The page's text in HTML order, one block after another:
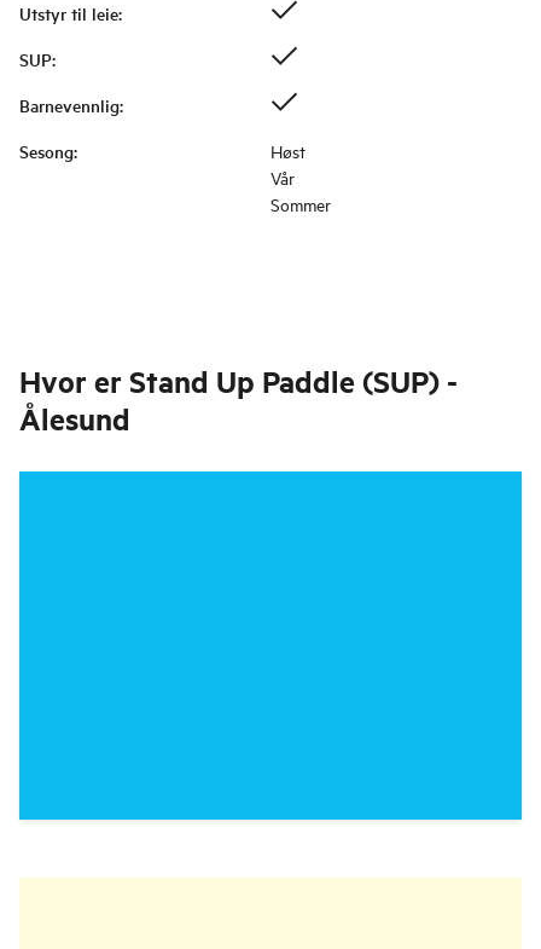
Utstyr til leie:
SUP:
Barnevennlig:
Sesong:
Høst
Vår
Sommer
Hvor er Stand Up Paddle (SUP) -
Ålesund